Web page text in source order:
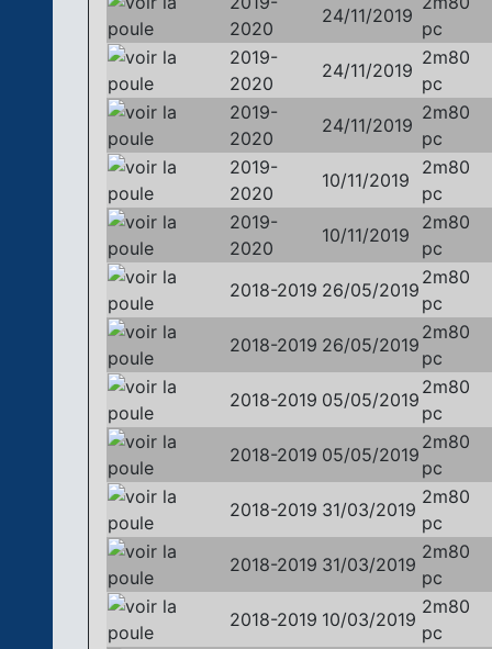
2020
24/11/2019
pc
2019-
2020
24/11/2019
2m80
pc
2019-
2020
24/11/2019
2m80
pc
2019-
2020
10/11/2019
2m80
pc
2019-
2020
10/11/2019
2m80
pc
2018-2019 26/05/2019
2m80
pc
2018-2019 26/05/2019
2m80
pc
2018-2019 05/05/2019
2m80
pc
2018-2019 05/05/2019
2m80
pc
2018-2019 31/03/2019
2m80
pc
2018-2019 31/03/2019
2m80
pc
2018-2019 10/03/2019
2m80
pc